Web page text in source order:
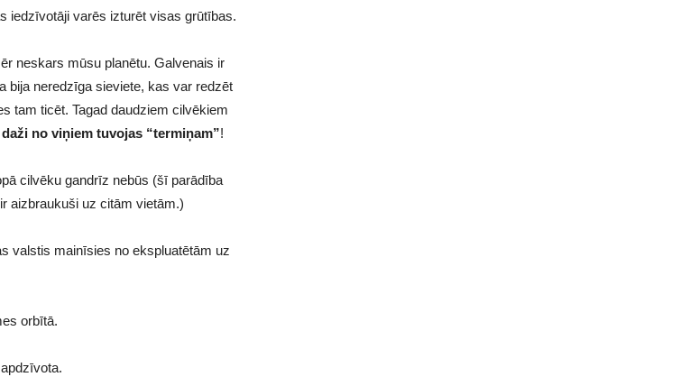
iedzīvotāji varēs izturēt visas grūtības.
neskars mūsu planētu. Galvenais ir
bija neredzīga sieviete, kas var redzēt
tam ticēt. Tagad daudziem cilvēkiem
no viņiem tuvojas “termiņam”!
cilvēku gandrīz nebūs (šī parādība
aizbraukuši uz citām vietām.)
valstis mainīsies no ekspluatētām uz
orbītā.